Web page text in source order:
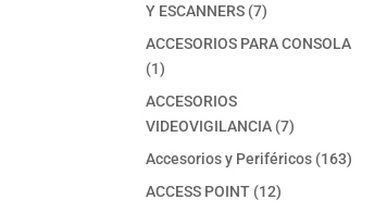
Y ESCANNERS 77
productos
ACCESORIOS PARA CONSOLA
11
producto
ACCESORIOS
VIDEOVIGILANCIA 77
productos
Accesorios y Periféricos 163163
ACCESS POINT 1212